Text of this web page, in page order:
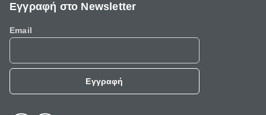
Εγγραφή στο Newsletter
Email
Εγγραφή